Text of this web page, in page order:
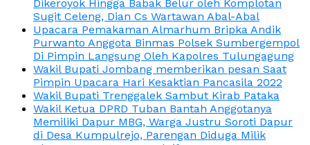
Dikeroyok Hingga Babak Belur oleh Komplotan
Sugit Celeng, Dian Cs Wartawan Abal-Abal
Upacara Pemakaman Almarhum Bripka Andik
Purwanto Anggota Binmas Polsek Sumbergempol
Di Pimpin Langsung Oleh Kapolres Tulungagung
Wakil Bupati Jombang memberikan pesan Saat
Pimpin Upacara Hari Kesaktian Pancasila 2022
Wakil Bupati Trenggalek Sambut Kirab Pataka
Wakil Ketua DPRD Tuban Bantah Anggotanya
Memiliki Dapur MBG, Warga Justru Soroti Dapur
di Desa Kumpulrejo, Parengan Diduga Milik